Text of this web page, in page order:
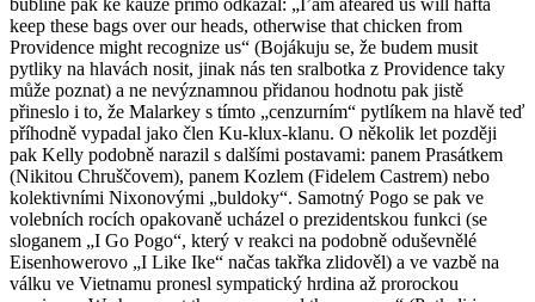
keep these bags over our heads, otherwise that chicken from
Providence might recognize us“ (Bojákuju se, že budem musit
pytliky na hlavách nosit, jinak nás ten sralbotka z Providence taky
může poznat) a ne nevýznamnou přidanou hodnotu pak jistě
přineslo i to, že Malarkey s tímto „cenzurním“ pytlíkem na hlavě teď
příhodně vypadal jako člen Ku-klux-klanu. O několik let později
pak Kelly podobně narazil s dalšími postavami: panem Prasátkem
(Nikitou Chruščovem), panem Kozlem (Fidelem Castrem) nebo
kolektivními Nixonovými „buldoky“. Samotný Pogo se pak ve
volebních rocích opakovaně ucházel o prezidentskou funkci (se
sloganem „I Go Pogo“, který v reakci na podobně oduševnělé
Eisenhowerovo „I Like Ike“ načas takřka zlidověl) a ve vazbě na
válku ve Vietnamu pronesl sympatický hrdina až prorockou